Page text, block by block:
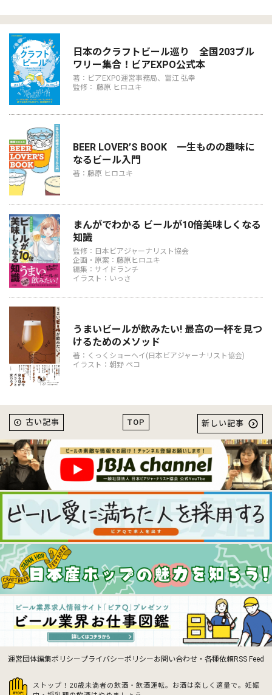
日本のクラフトビール巡り 全国203ブル
ワリー集合！ビアEXPO公式本
著：ビアEXPO運営事務局、富江 弘幸
監修： 藤原 ヒロユキ
BEER LOVER’S BOOK 一生ものの趣味に
なるビール入門
著：藤原 ヒロユキ
まんがでわかる ビールが10倍美味しくなる
知識
監修：日本ビアジャーナリスト協会
企画・原案：藤原ヒロユキ
編集：サイドランチ
イラスト：いっさ
うまいビールが飲みたい! 最高の一杯を見つ
けるためのメソッド
著：くっくショーヘイ(日本ビアジャーナリスト協会)
イラスト：朝野 ペコ
TOP
古い記事 新しい記事
運営団体編集ポリシープライバシーポリシーお問い合わせ・各種依頼RSS Feed
ストップ！20歳未満者の飲酒・飲酒運転。お酒は楽しく適量で。 妊娠